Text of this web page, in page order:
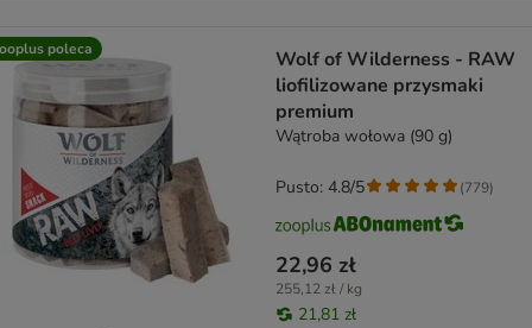
poleca
Wolf of Wilderness - RAW
liofilizowane przysmaki
premium
Wątroba wołowa (90 g)
22,96 zł
255,12 zł / kg
21,81 zł
Pusto: 4.8/5 (779)